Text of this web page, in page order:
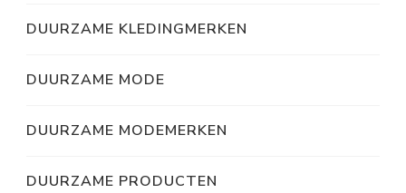
DUURZAME KLEDINGMERKEN
DUURZAME MODE
DUURZAME MODEMERKEN
DUURZAME PRODUCTEN